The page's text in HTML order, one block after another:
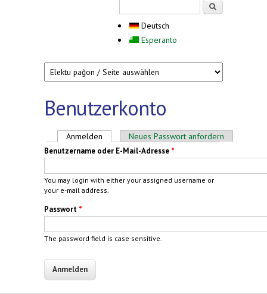
Deutsch
Esperanto
Benutzerkonto
Haupt-Reiter
Anmelden (aktiver Reiter)
Neues Passwort anfordern
Benutzername oder E-Mail-Adresse *
You may login with either your assigned username or
your e-mail address.
Passwort *
The password field is case sensitive.